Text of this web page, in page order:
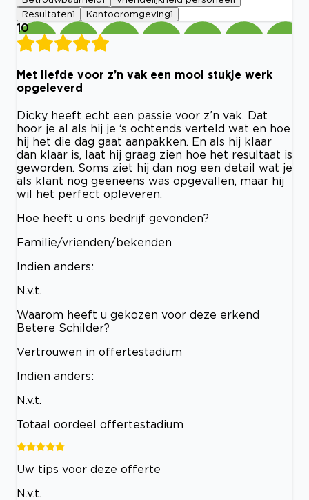
Resultaten1 Kantooromgeving1
10
Met liefde voor z’n vak een mooi stukje werk
opgeleverd
Dicky heeft echt een passie voor z’n vak. Dat
hoor je al als hij je ‘s ochtends verteld wat en hoe
hij het die dag gaat aanpakken. En als hij klaar
dan klaar is, laat hij graag zien hoe het resultaat is
geworden. Soms ziet hij dan nog een detail wat je
als klant nog geeneens was opgevallen, maar hij
wil het perfect opleveren.
Hoe heeft u ons bedrijf gevonden?
Familie/vrienden/bekenden
Indien anders:
N.v.t.
Waarom heeft u gekozen voor deze erkend
Betere Schilder?
Vertrouwen in offertestadium
Indien anders:
N.v.t.
Totaal oordeel offertestadium
Uw tips voor deze offerte
N.v.t.